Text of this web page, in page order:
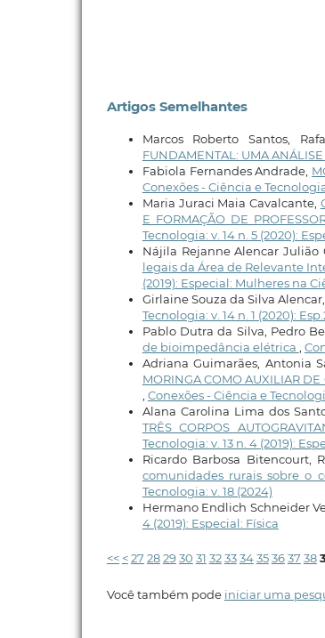
Artigos Semelhantes
Marcos Roberto Santos,
FUNDAMENTAL: UMA
Fabiola Fernandes Andrade,
Conexões - Ciência e
Maria Juraci Maia Cavalcante,
E FORMAÇÃO DE
Tecnologia: v. 14 n. 5 (2020):
Nájila Rejanne Alencar Julião
legais da Área de Relevante
(2019): Especial: Mulheres na
Girlaine Souza da Silva Alencar,
Tecnologia: v. 14 n. 1 (2020):
Pablo Dutra da Silva, Pedro
de bioimpedância elétrica ,
Adriana Guimarães, Antonia
MORINGA COMO AUXILIAR DE
, Conexões - Ciência e
Alana Carolina Lima dos
TRÊS CORPOS
Tecnologia: v. 13 n. 4 (2019):
Ricardo Barbosa Bitencourt,
comunidades rurais sobre o
Tecnologia: v. 18 (2024)
Hermano Endlich Schneider
4 (2019): Especial: Física
<< <27 282930 31 323334353637 38
Você também pode iniciar uma